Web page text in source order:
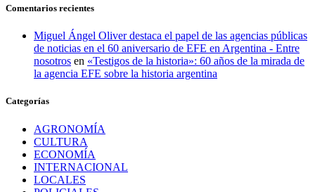
Comentarios recientes
Miguel Ángel Oliver destaca el papel de las agencias públicas
de noticias en el 60 aniversario de EFE en Argentina - Entre
nosotros en «Testigos de la historia»: 60 años de la mirada de
la agencia EFE sobre la historia argentina
Categorías
AGRONOMÍA
CULTURA
ECONOMÍA
INTERNACIONAL
LOCALES